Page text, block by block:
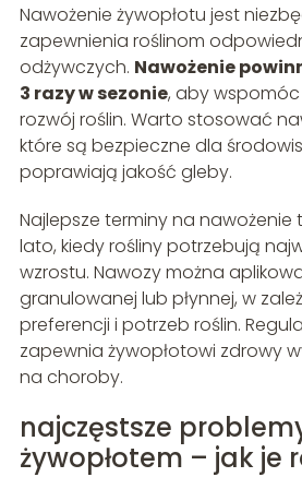
Nawożenie żywopłotu jest
zapewnienia roślinom
odżywczych. Nawożenie
3 razy w sezonie, aby
rozwój roślin. Warto stosować
które są bezpieczne dla
poprawiają jakość gleby.
Najlepsze terminy na nawożenie
lato, kiedy rośliny potrzebują
wzrostu. Nawozy można
granulowanej lub płynnej, w
preferencji i potrzeb roślin.
zapewnia żywopłotowi zdrowy
na choroby.
najczęstsze
żywopłotem – jak je